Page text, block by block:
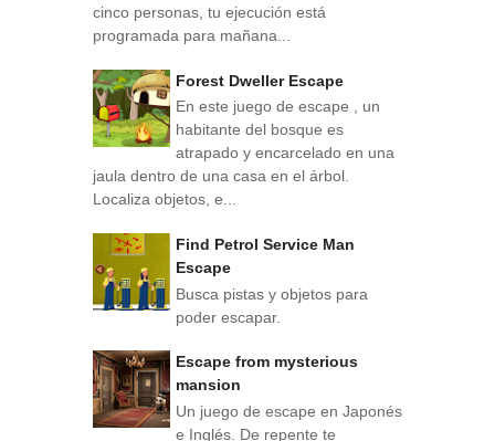
cinco personas, tu ejecución está
programada para mañana...
Forest Dweller Escape
En este juego de escape , un
habitante del bosque es
atrapado y encarcelado en una
jaula dentro de una casa en el árbol.
Localiza objetos, e...
Find Petrol Service Man
Escape
Busca pistas y objetos para
poder escapar.
Escape from mysterious
mansion
Un juego de escape en Japonés
e Inglés. De repente te